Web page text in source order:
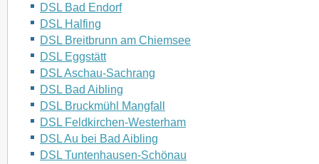
DSL Bad Endorf
DSL Halfing
DSL Breitbrunn am Chiemsee
DSL Eggstätt
DSL Aschau-Sachrang
DSL Bad Aibling
DSL Bruckmühl Mangfall
DSL Feldkirchen-Westerham
DSL Au bei Bad Aibling
DSL Tuntenhausen-Schönau